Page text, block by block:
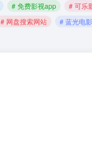
# 免费影视app # 可乐
# 网盘搜索网站 # 蓝光电影